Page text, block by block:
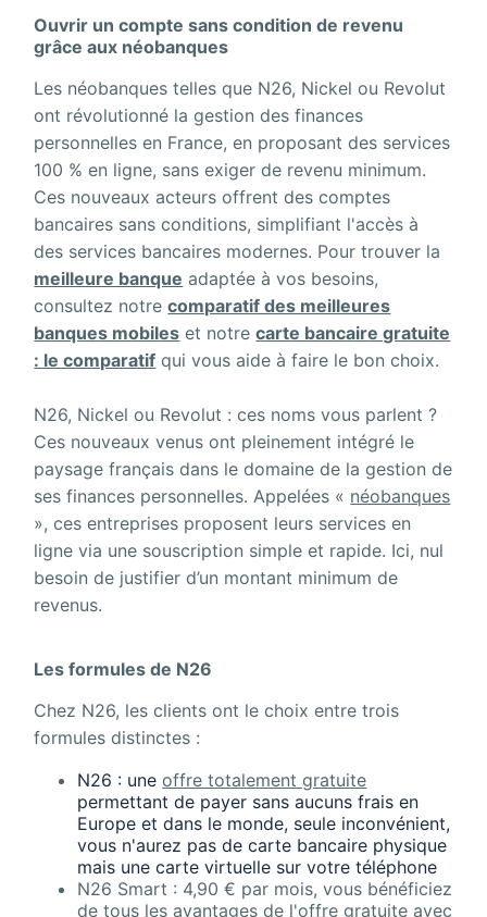
Ouvrir un compte sans condition de revenu
grâce aux néobanques
Les néobanques telles que N26, Nickel ou Revolut
ont révolutionné la gestion des finances
personnelles en France, en proposant des services
100 % en ligne, sans exiger de revenu minimum.
Ces nouveaux acteurs offrent des comptes
bancaires sans conditions, simplifiant l'accès à
des services bancaires modernes. Pour trouver la
meilleure banque adaptée à vos besoins,
consultez notrecomparatif des meilleures
banques mobiles et notrecarte bancaire gratuite
: le comparatif qui vous aide à faire le bon choix.
N26, Nickel ou Revolut : ces noms vous parlent ?
Ces nouveaux venus ont pleinement intégré le
paysage français dans le domaine de la gestion de
ses finances personnelles. Appelées « néobanques
», ces entreprises proposent leurs services en
ligne via une souscription simple et rapide. Ici, nul
besoin de justifier d’un montant minimum de
revenus.
Les formules de N26
Chez N26, les clients ont le choix entre trois
formules distinctes :
N26 : uneoffre totalement gratuite
permettant de payer sans aucuns frais en
Europe et dans le monde, seule inconvénient,
vous n'aurez pas de carte bancaire physique
mais une carte virtuelle sur votre téléphone
N26 Smart : 4,90 € par mois, vous bénéficiez
de tous les avantages de l'offre gratuite avec